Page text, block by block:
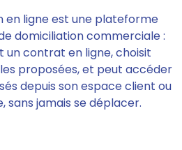
en ligne est une plateforme
domiciliation commerciale :
contrat en ligne, choisit
proposées, et peut accéder
depuis son espace client ou
sans jamais se déplacer.